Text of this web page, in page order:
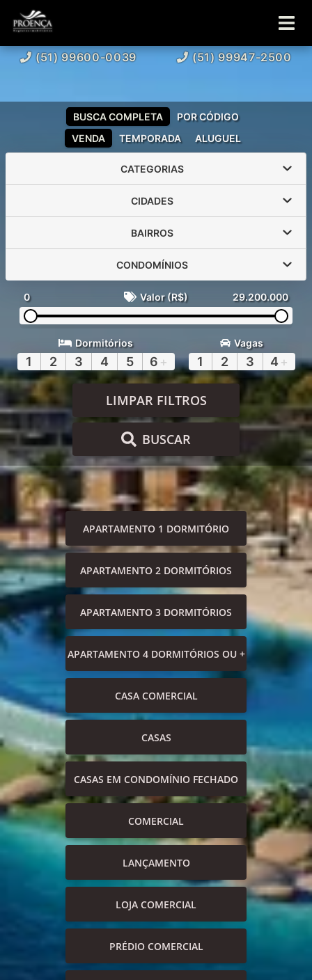
(51) 99600-0039 (51) 99947-2500
VENDA TEMPORADA ALUGUEL
BUSCA COMPLETA POR CÓDIGO
CATEGORIAS
CIDADES
BAIRROS
CONDOMÍNIOS
0 Valor (R$) 29.200.000
Dormitórios
1 2 3 4 5 6 +
Vagas
1 2 3 4 +
LIMPAR FILTROS
BUSCAR
APARTAMENTO 1 DORMITÓRIO
APARTAMENTO 2 DORMITÓRIOS
APARTAMENTO 3 DORMITÓRIOS
APARTAMENTO 4 DORMITÓRIOS OU +
CASA COMERCIAL
CASAS
CASAS EM CONDOMÍNIO FECHADO
COMERCIAL
LANÇAMENTO
LOJA COMERCIAL
PRÉDIO COMERCIAL